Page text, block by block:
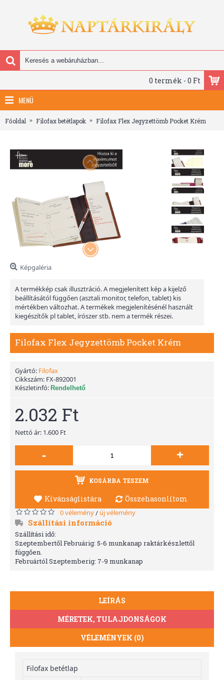
0 termék - 0 Ft
MENÜ
Főoldal Filofax betétlapok Filofax Flex Jegyzettömb Pocket Krém
Képgaléria
A termékkép csak illusztráció. A megjelenített kép a kijelző
beállításától függően (asztali monitor, telefon, tablet) kis
mértékben változhat. A termékek megjelenítésénél használt
kiegészítők pl tablet, írószer stb. nem a termék részei.
Filofax Flex Jegyzettömb Pocket Krém
Gyártó: Filofax
Cikkszám: FX-892001
Készletinfó: Rendelhető
2.032 Ft
Nettó ár: 1.600 Ft
- +
KOSÁRBA TESZEM
Kívánságlistára Összehasonlítom
0 vélemény/ új vélemény
Szállítási információ
Szállítási idő:
Szeptembertől Februárig: 5-6 munkanap raktárkészlettől
függően.
Februártól Szeptemberig: 7-9 munkanap
LEÍRÁS
MÉRETEK, TULAJDONSÁGOK
VÉLEMÉNYEK (0)
Filofax betétlap